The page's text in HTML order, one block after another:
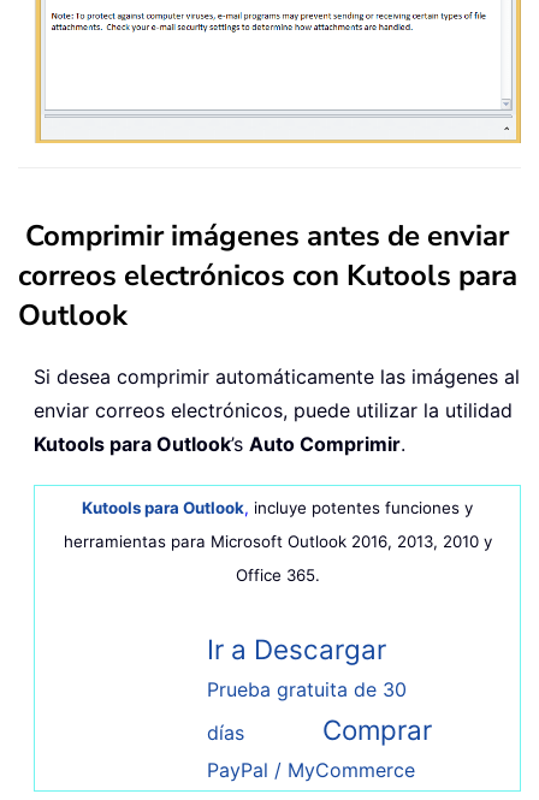
Comprimir imágenes antes de enviar
correos electrónicos con Kutools para
Outlook
Si desea comprimir automáticamente las imágenes al
enviar correos electrónicos, puede utilizar la utilidad
Kutools para Outlook’s Auto Comprimir.
Kutools para Outlook, incluye potentes funciones y
herramientas para Microsoft Outlook 2016, 2013, 2010 y
Office 365.
Ir a Descargar
Prueba gratuita de 30
días
Comprar
PayPal / MyCommerce